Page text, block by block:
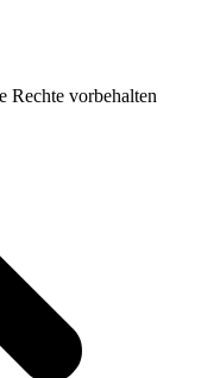
vorbehalten